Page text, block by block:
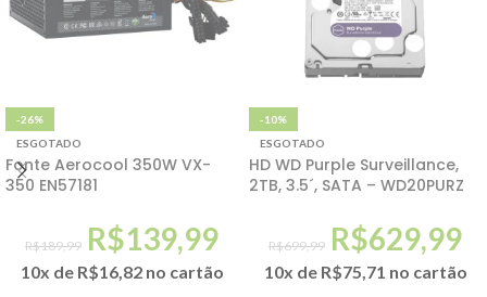
-26%
ESGOTADO
Fonte Aerocool 350W VX-
350 EN57181
R$189,99 R$139,99
10x de R$16,82 no cartão
-10%
ESGOTADO
HD WD Purple Surveillance,
2TB, 3.5´, SATA – WD20PURZ
R$699,99 R$629,99
10x de R$75,71 no cartão